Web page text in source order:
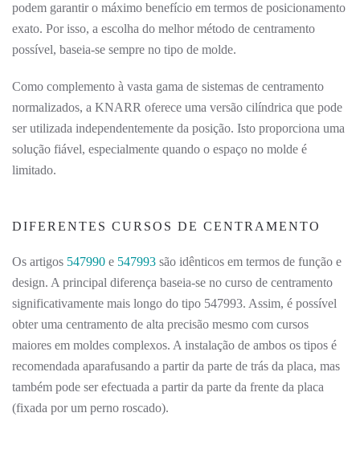
podem garantir o máximo benefício em termos de posicionamento
exato. Por isso, a escolha do melhor método de centramento
possível, baseia-se sempre no tipo de molde.
Como complemento à vasta gama de sistemas de centramento
normalizados, a KNARR oferece uma versão cilíndrica que pode
ser utilizada independentemente da posição. Isto proporciona uma
solução fiável, especialmente quando o espaço no molde é
limitado.
DIFERENTES CURSOS DE CENTRAMENTO
Os artigos 547990 e 547993 são idênticos em termos de função e
design. A principal diferença baseia-se no curso de centramento
significativamente mais longo do tipo 547993. Assim, é possível
obter uma centramento de alta precisão mesmo com cursos
maiores em moldes complexos. A instalação de ambos os tipos é
recomendada aparafusando a partir da parte de trás da placa, mas
também pode ser efectuada a partir da parte da frente da placa
(fixada por um perno roscado).